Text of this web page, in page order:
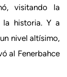
visitando la
la historia. Y a
nivel altísimo,
al Fenerbahce